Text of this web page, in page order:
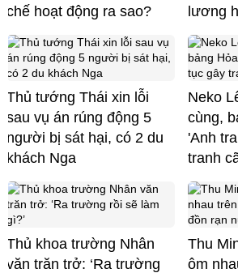
chế hoạt động ra sao?
lương
Thủ tướng Thái xin lỗi
sau vụ án rúng động 5
người bị sát hại, có 2 du
khách Nga
Neko
cùng,
'Anh
tranh
Thủ khoa trường Nhân
văn trăn trở: ‘Ra trường
Thu
ôm